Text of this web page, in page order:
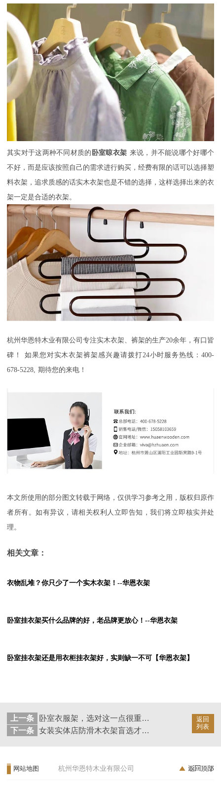
其实对于这两种不同材质的 卧室晾衣架 来说，并不能说哪个好哪个
不好，而是应该按照自己的需求进行购买，经费有限的话可以选择塑
料衣架，追求质感的话实木衣架也是不错的选择，这样选择出来的衣
架一定是合适的衣架。
杭州华恩特木业有限公司 专注实木衣架、裤架的生产20余年，有口皆
碑！
如果您对实木衣架裤架感兴趣请拨打24小时服务热线：400-
678-5228, 期待您的来电！
本文所使用的部分图文转载于网络，仅供学习参考之用，版权归原作
者所有。如有异议，请相关权利人立即告知，我们将立即核实并处
理。
相关文章：
衣物乱堆？你只少了一个实木衣架！--华恩衣架
卧室挂衣架买什么品牌的好，老品牌更放心！--华恩衣架
卧室挂衣架还是用衣柜挂衣架好，实则缺一不可【华恩衣架】
返回
列表
上一条
卧室衣服架，选对这一点很重要！--华恩衣架
下一条
女装实体店防滑木衣架盲选才可怕！--华恩衣架
网站地图 杭州华恩特木业有限公司